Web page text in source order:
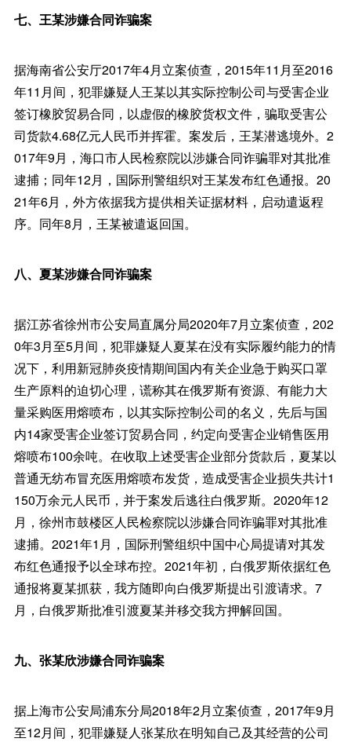
七、王某涉嫌合同诈骗案
据海南省公安厅2017年4月立案侦查，2015年11月至2016
年11月间，犯罪嫌疑人王某以其实际控制公司与受害企业
签订橡胶贸易合同，以虚假的橡胶货权文件，骗取受害公
司货款4.68亿元人民币并挥霍。案发后，王某潜逃境外。2
017年9月，海口市人民检察院以涉嫌合同诈骗罪对其批准
逮捕；同年12月，国际刑警组织对王某发布红色通报。20
21年6月，外方依据我方提供相关证据材料，启动遣返程
序。同年8月，王某被遣返回国。
八、夏某涉嫌合同诈骗案
据江苏省徐州市公安局直属分局2020年7月立案侦查，202
0年3月至5月间，犯罪嫌疑人夏某在没有实际履约能力的情
况下，利用新冠肺炎疫情期间国内有关企业急于购买口罩
生产原料的迫切心理，谎称其在俄罗斯有资源、有能力大
量采购医用熔喷布，以其实际控制公司的名义，先后与国
内14家受害企业签订贸易合同，约定向受害企业销售医用
熔喷布100余吨。在收取上述受害企业部分货款后，夏某以
普通无纺布冒充医用熔喷布发货，造成受害企业损失共计1
150万余元人民币，并于案发后逃往白俄罗斯。2020年12
月，徐州市鼓楼区人民检察院以涉嫌合同诈骗罪对其批准
逮捕。2021年1月，国际刑警组织中国中心局提请对其发
布红色通报予以全球布控。2021年初，白俄罗斯依据红色
通报将夏某抓获，我方随即向白俄罗斯提出引渡请求。7
月，白俄罗斯批准引渡夏某并移交我方押解回国。
九、张某欣涉嫌合同诈骗案
据上海市公安局浦东分局2018年2月立案侦查，2017年9月
至12月间，犯罪嫌疑人张某欣在明知自己及其经营的公司